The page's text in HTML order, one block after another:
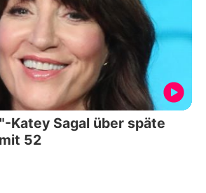
Katey Sagal über späte
52